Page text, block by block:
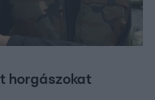
horgászokat